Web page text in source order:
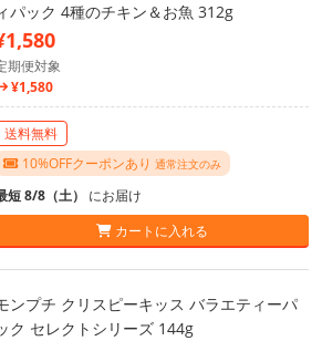
パック 4種のチキン＆お魚 312g
期便対象
¥1,580
送料無料
10%OFFクーポンあり 通常注文のみ
短 8/8（土） にお届け
カートに入れる
ンプチ クリスピーキッス バラエティーパ
ク セレクトシリーズ 144g